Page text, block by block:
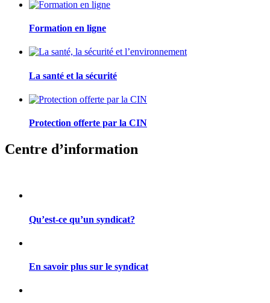
Formation en ligne
La santé et la sécurité
Protection offerte par la CIN
Centre d’information
Qu’est-ce qu’un syndicat?
En savoir plus sur le syndicat